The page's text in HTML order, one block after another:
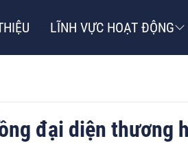
LĨNH VỰC HOẠT ĐỘNG
đại diện thương